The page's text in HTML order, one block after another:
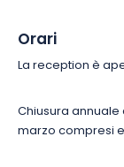
Orari
La reception è
Chiusura annuale
marzo compresi